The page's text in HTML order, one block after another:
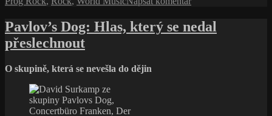
s
názvem
Pavlov’s Dog: Hlas, který se nedal
přeslechnout
O skupině, která se nevešla do dějin